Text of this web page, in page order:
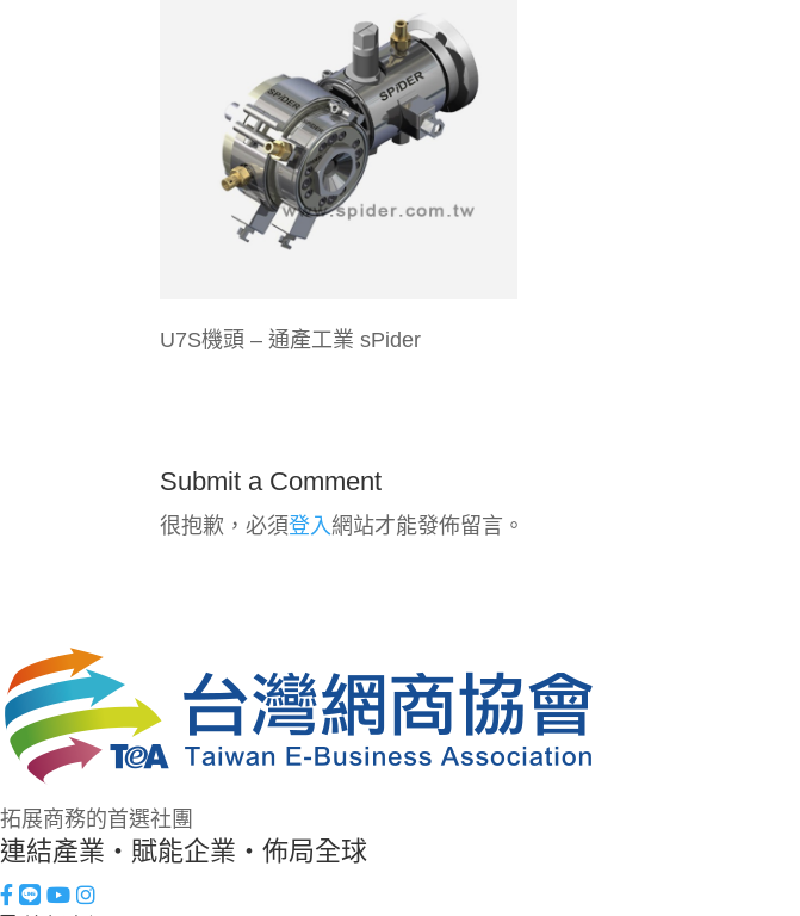
U7S機頭 – 通產工業 sPider
Submit a Comment
很抱歉，必須登入 網站才能發佈留言。
拓展商務的首選社團
連結產業・賦能企業・佈局全球